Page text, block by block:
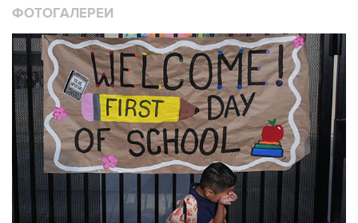
ФОТОГАЛЕРЕИ